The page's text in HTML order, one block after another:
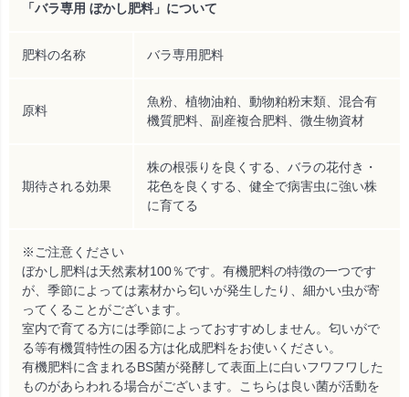
「バラ専用 ぼかし肥料」について
肥料の名称 バラ専用肥料
原料
魚粉、植物油粕、動物粕粉末類、混合有
機質肥料、副産複合肥料、微生物資材
期待される効果
株の根張りを良くする、バラの花付き・
花色を良くする、健全で病害虫に強い株
に育てる
※ご注意ください
ぼかし肥料は天然素材100％です。有機肥料の特徴の一つです
が、季節によっては素材から匂いが発生したり、細かい虫が寄
ってくることがございます。
室内で育てる方には季節によっておすすめしません。匂いがで
る等有機質特性の困る方は化成肥料をお使いください。
有機肥料に含まれるBS菌が発酵して表面上に白いフワフワした
ものがあらわれる場合がございます。こちらは良い菌が活動を